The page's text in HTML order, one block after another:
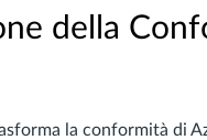
della
la conformità di